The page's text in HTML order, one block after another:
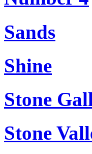
Sands
Shine
Stone
Stone